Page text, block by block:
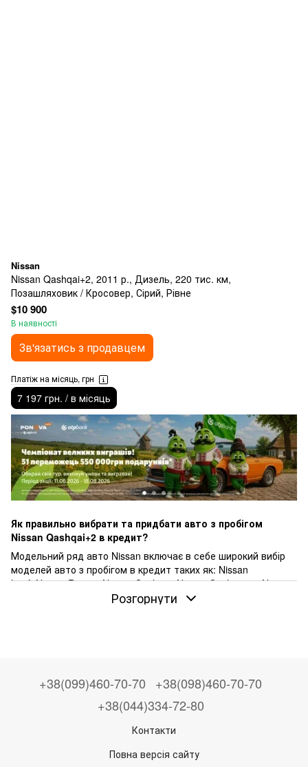
Nissan
Nissan Qashqai+2, 2011 р., Дизель, 220 тис. км,
Позашляховик / Кросовер, Сірий, Рівне
$10 900
В наявності
Зв'язатись з продавцем
Платіж на місяць, грн
7 197 грн. / в місяць
Як правильно вибрати та придбати авто з пробігом
Nissan Qashqai+2 в кредит?
Модельний ряд авто Nissan включає в себе широкий вибір
моделей авто з пробігом в кредит таких як: Nissan
Leaf, Nissan Rogue, Nissan Qashqai, Nissan Qashqai+2, Nissan
X-Trail, Nissan Juke, Nissan Note, Nissan Almera та інші.
OTP Bank.
Щоб знайти бажану модель авто з пробігом Nissan
Qashqai+2 у вашому місті
, перегляньте наші пропозиції в
таких містах як: Київ, Харків, Львів, Одеса, Дніпро,
Житомир, Кропивницький, Івано-Франківськ, Полтава та
Розгорнути
+38(099)460-70-70
+38(098)460-70-70
+38(044)334-72-80
Контакти
Повна версія сайту